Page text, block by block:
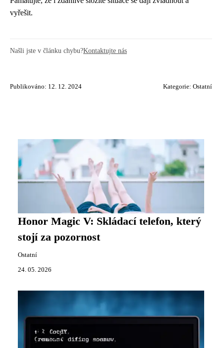
vyřešit.
Našli jste v článku chybu?Kontaktujte nás
Publikováno: 12. 12. 2024 Kategorie: Ostatní
Honor Magic V: Skládací telefon, který
stojí za pozornost
Ostatní
24. 05. 2026